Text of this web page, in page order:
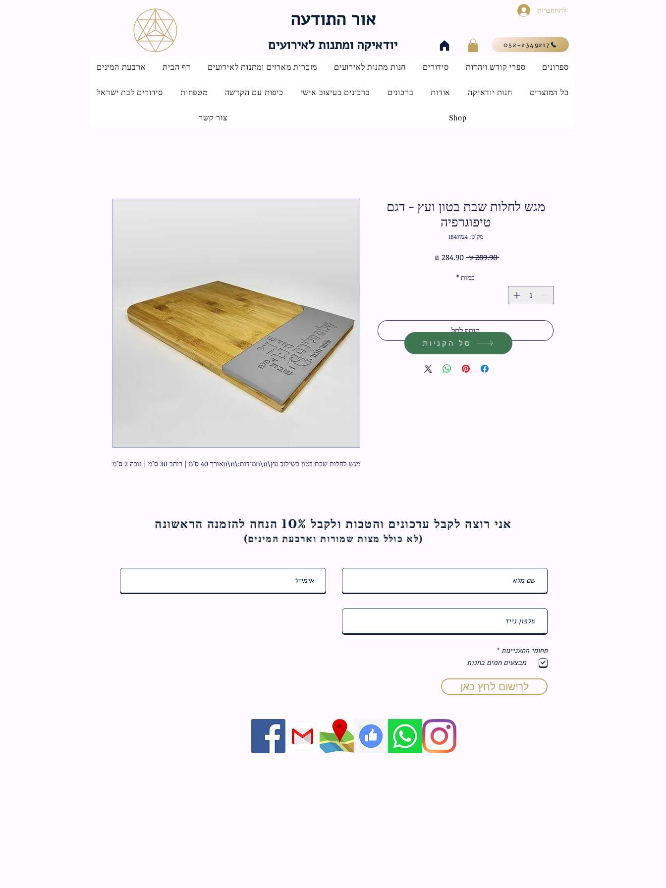
אור התודעה
יודאיקה ומתנות לאירועים
להתחברות
052-2349217
ארבעת המינים דף הבית מזכרות מארזים ומתנות לאירועים חנות מתנות לאירועים סידורים ספרי קודש ויהדות ספרונים
סידורים לבת ישראל מטפחות כיפות עם הקדשה ברכונים בעיצוב אישי ברכונים אודות חנות יודאיקה כל המוצרים
צור קשר Shop
מגש לחלות שבת בטון בשילוב עץ\n\nמידות:\n\nאורך 40 ס"מ | רוחב 30 ס"מ | גובה 2 ס"מ
מגש לחלות שבת בטון ועץ - דגם
טיפוגרפיה
מק"ט: IB47724
‏289.90 ‏₪
מחיר
‏284.90 ‏₪
כמות *
הוסף לסל
סל הקניות
אני רוצה לקבל עדכונים והטבות ולקבל 10% הנחה להזמנה הראשונה
(לא כולל מצות שמורות וארבעת המינים)
תחומי התעניינות *
ב
מבצעים חמים בחנות
לרישום לחץ כאן